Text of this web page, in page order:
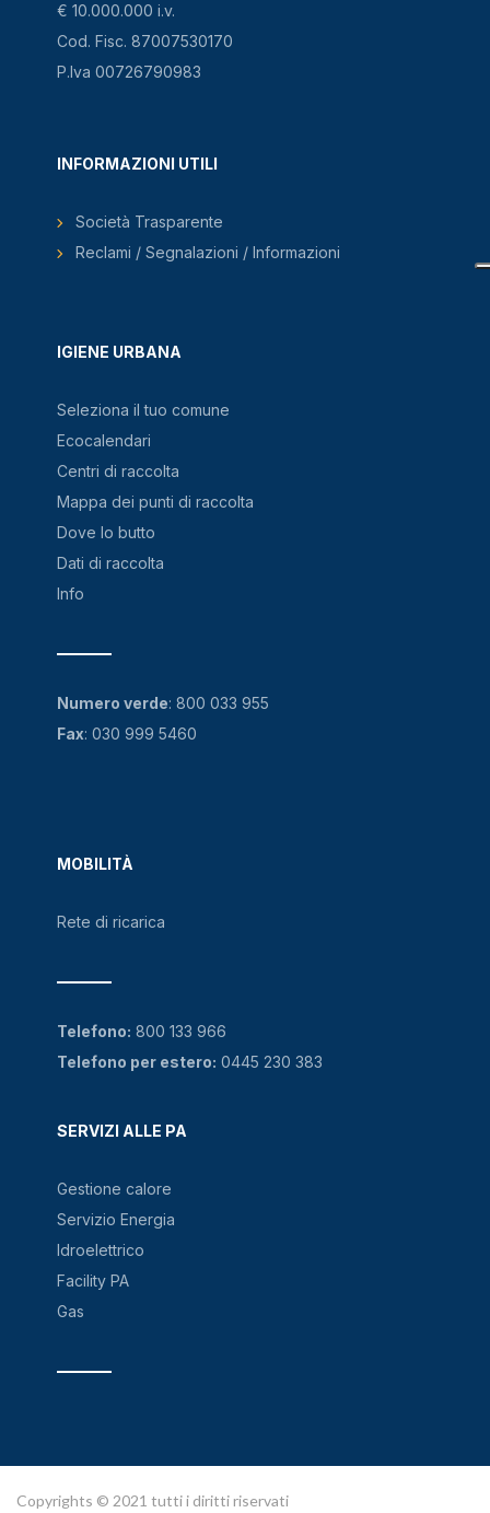
€ 10.000.000 i.v.
Cod. Fisc. 87007530170
P.Iva 00726790983
IGIENE URBANA
Seleziona il tuo comune
Ecocalendari
Centri di raccolta
Mappa dei punti di raccolta
Dove lo butto
Dati di raccolta
Info
MOBILITÀ
Rete di ricarica
SERVIZI ALLE PA
Gestione calore
Servizio Energia
Idroelettrico
Facility PA
Gas
INFORMAZIONI UTILI
Società Trasparente
Reclami / Segnalazioni / Informazioni
Numero verde: 800 033 955
Fax: 030 999 5460
Telefono: 800 133 966
Telefono per estero: 0445 230 383
Copyrights © 2021 tutti i diritti riservati